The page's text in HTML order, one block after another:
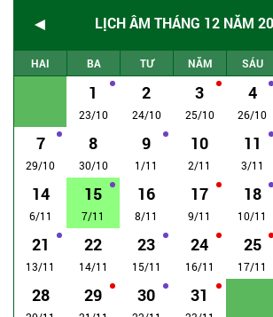
◄ LỊCH ÂM THÁNG 12 NĂM
HAI BA TƯ NĂM SÁU
1
23/10
2
24/10
3
25/10
4
26/10
7
29/10
8
30/10
9
1/11
10
2/11
11
3/11
14
6/11
15
7/11
16
8/11
17
9/11
18
10/11
21
13/11
22
14/11
23
15/11
24
16/11
25
17/11
28 29 30 31